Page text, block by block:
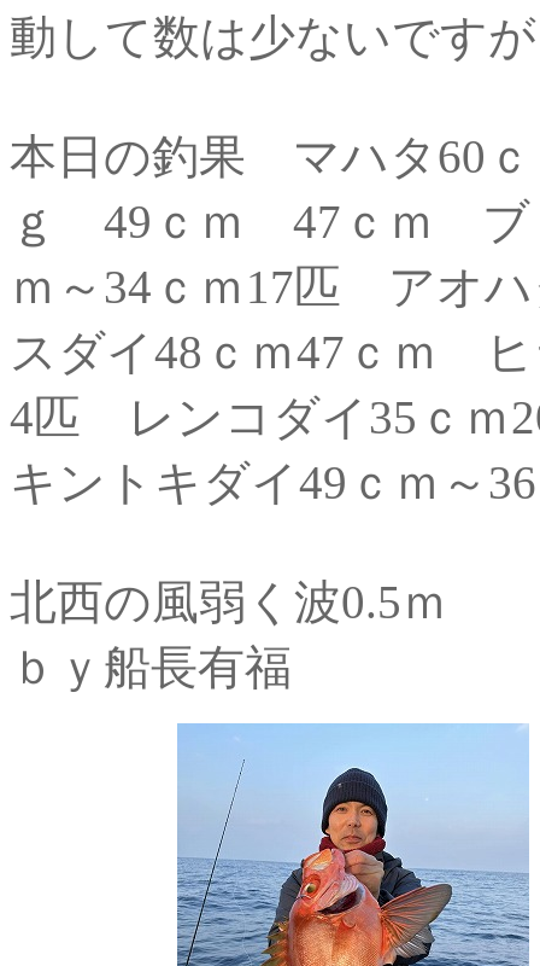
動して数は少ないです
本日の釣果 マハタ60
ｇ 49ｃｍ 47ｃｍ ブ
ｍ～34ｃｍ17匹 アオ
スダイ48ｃｍ47ｃｍ
4匹 レンコダイ35ｃ
キントキダイ49ｃｍ～
北西の風弱く波0.5ｍ
ｂｙ船長有福